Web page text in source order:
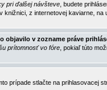
pri ďalšej návšteve , budete
z internetovej kaviarne, na
objavilo v zozname práve
prítomnosť vo fóre , pokiaľ túto
prípade stlačte na prihlasovacej